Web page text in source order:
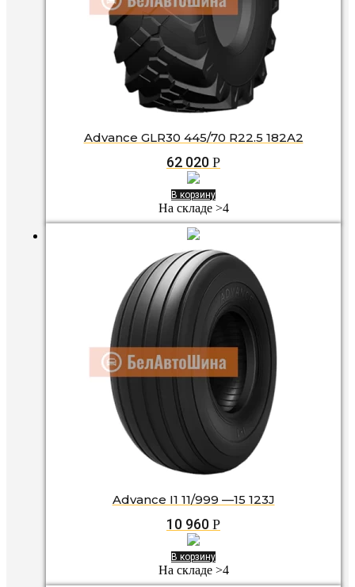
Advance GLR30 445/70 R22.5 182A2
62 020 Р
В корзину
На складе >4
Advance I1 11/999 —15 123J
10 960 Р
В корзину
На складе >4